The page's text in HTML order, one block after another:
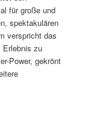
für große und
spektakulären
verspricht das
Erlebnis zu
Power, gekrönt